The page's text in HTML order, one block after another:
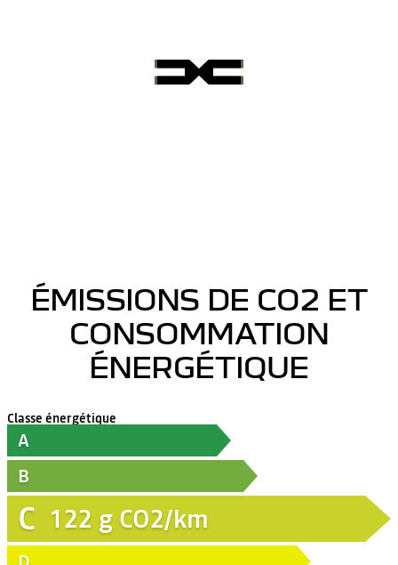
ÉMISSIONS DE CO2 ET
CONSOMMATION
ÉNERGÉTIQUE
Classe énergétique
A
B
C 122 g CO2/km